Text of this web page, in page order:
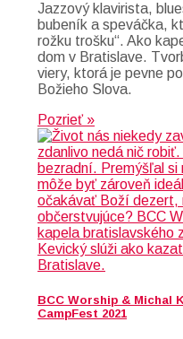
Jazzový klavirista,
bubeník a speváčka,
rožku trošku“. Ako
dom v Bratislave.
viery, ktorá je pevne
Božieho Slova.
Pozrieť »
BCC Worship & Michal
CampFest 2021